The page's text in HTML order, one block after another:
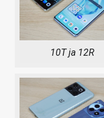
10T ja 12R